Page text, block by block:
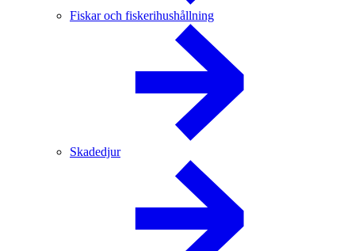
Fiskar och fiskerihushållning
Skadedjur